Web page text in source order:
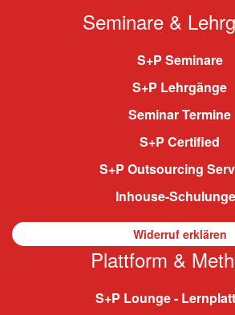
Seminare &
S+P Seminare
S+P Lehrgänge
Seminar Termine
S+P Certified
S+P Outsourcing
Inhouse-
Widerruf erklären
Plattform &
S+P Lounge -